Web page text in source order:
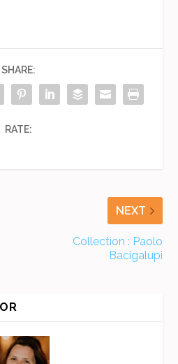
SHARE:
RATE:
NEXT
Collection : Paolo
Bacigalupi